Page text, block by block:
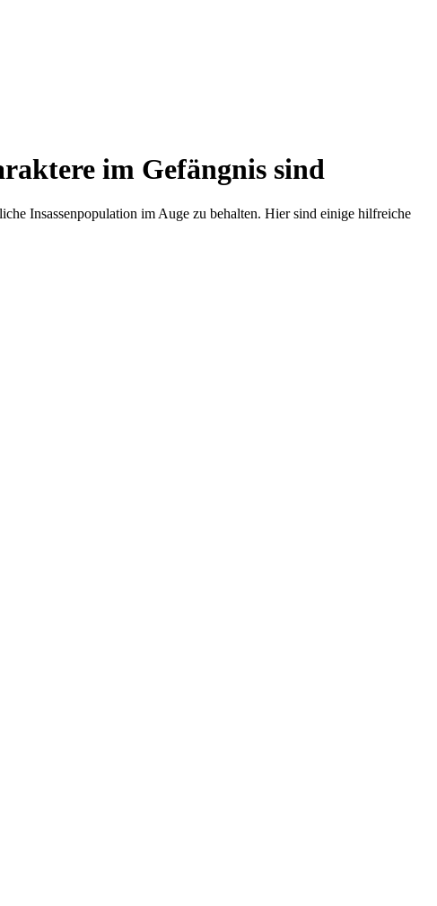
im Gefängnis sind
Insassenpopulation im Auge zu behalten. Hier sind einige hilfreiche